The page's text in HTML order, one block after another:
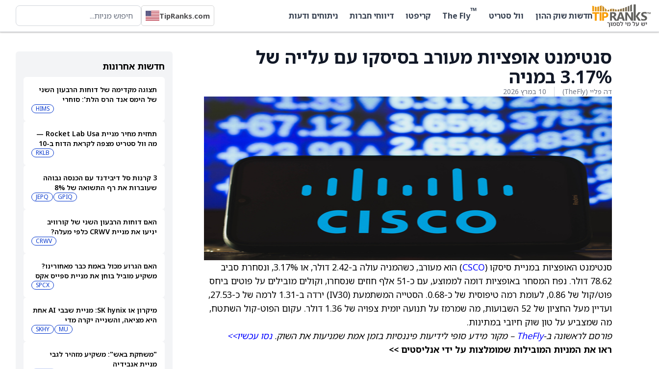
חדשות שוק ההון וול סטריט ™
The Fly קריפטו דיווחי חברות ניתוחים ודעות TipRanks.com
חדשות אחרונות
תצוגה מקדימה של דוחות הרבעון השני
של הימס אנד הרס הלת': סוחרי
האופציות נערכים לתנועה של 14.5%HIMS
תחזית מחיר מניית Rocket Lab Usa —
מה וול סטריט מצפה לקראת הדוח ב-10
RKLB
3 קרנות סל דיבידנד עם הכנסה גבוהה
שעוברות את רף התשואה של 8%
GPIQ
JEPQ
האם דוחות הרבעון השני של קורוויב
יניעו את מניית CRWV כלפי מעלה?
CRWV
האם הגרוע מכול באמת כבר מאחורינו?
משקיע מוביל בוחן את מניית ספייס אקס
SPCX
מיקרון או SK hynix: מניית שבבי AI אחת
היא מציאה, והשנייה יקרה מדי
MU
SKHY
"משחקת באש": משקיע מזהיר לגבי
מניית אנבידיה
סנטימנט אופציות מעורב בסיסקו עם עלייה של
3.17% במניה
דה פליי (TheFly) 10 במרץ 2026
סנטימנט האופציות במניית סיסקו (CSCO
) הוא מעורב, כשהמניה עולה ב-2.42 דולר, או 3.17%, ונסחרת סביב
78.62 דולר. נפח המסחר באופציות דומה לממוצע, עם כ-51 אלף חוזים שנסחרו, וקולים מובילים על פוטים ביחס
פוט/קול של 0.86, לעומת רמה טיפוסית של כ-0.68. הסטייה המשתמעת (IV30) ירדה ב-1.31 לרמה של כ-27.53,
ועדיין מעל החציון של 52 השבועות, מה שמרמז על תנועה יומית צפויה של 1.36 דולר. עקום הפוט-קול השתטח,
מה שמצביע על טון שוק חיובי במתינות.
פורסם לראשונה ב-TheFly – מקור מידע סופי לידיעות פיננסיות בזמן אמת שמניעות את השוק.נסו עכשיו>>
ראו את המניות המובילות שמומלצות על ידי אנליסטים >>